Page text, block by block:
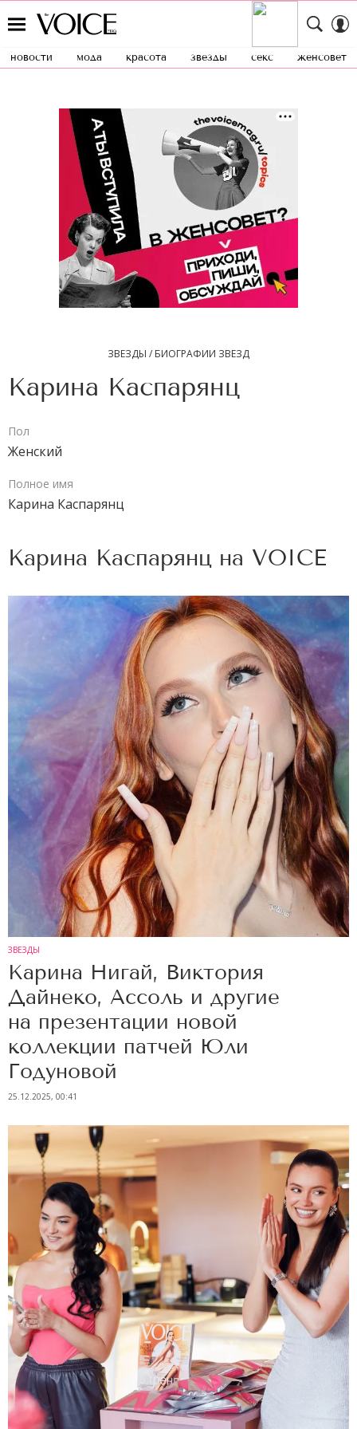
новости мода красота звезды секс женсовет
ЗВЕЗДЫ / БИОГРАФИИ ЗВЕЗД
Карина Каспарянц
Пол
Женский
Полное имя
Карина Каспарянц
Карина Каспарянц на VOICE
ЗВЕЗДЫ
Карина Нигай, Виктория
Дайнеко, Ассоль и другие
на презентации новой
коллекции патчей Юли
Годуновой
25.12.2025, 00:41